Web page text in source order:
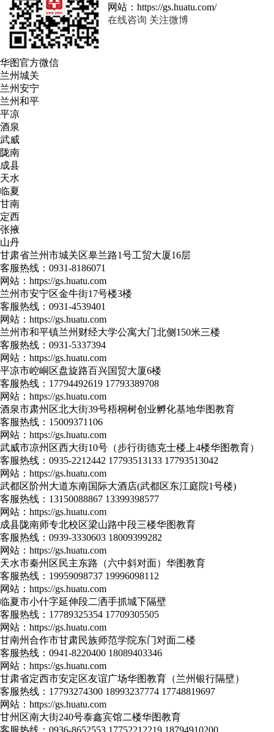
华图官方微信
网站： https://gs.huatu.com/
在线咨询 关注微博
兰州城关
兰州安宁
兰州和平
平凉
酒泉
武威
陇南
成县
天水
临夏
甘南
定西
张掖
山丹
甘肃省兰州市城关区皋兰路1号工贸大厦16层
客服热线： 0931-8186071
网站： https://gs.huatu.com
兰州市安宁区金牛街17号楼3楼
客服热线： 0931-4539401
网站： https://gs.huatu.com
兰州市和平镇兰州财经大学公寓大门北侧150米三楼
客服热线： 0931-5337394
网站： https://gs.huatu.com
平凉市崆峒区盘旋路百兴国贸大厦6楼
客服热线： 17794492619 17793389708
网站： https://gs.huatu.com
酒泉市肃州区北大街39号梧桐树创业孵化基地华图教育
客服热线： 15009371106
网站： https://gs.huatu.com
武威市凉州区西大街10号（步行街德克士楼上4楼华图教育）
客服热线： 0935-2212442 17793513133 17793513042
网站： https://gs.huatu.com
武都区阶州大道东南国际大酒店(武都区东江庭院1号楼)
客服热线： 13150088867 13399398577
网站： https://gs.huatu.com
成县陇南师专北校区梁山路中段三楼华图教育
客服热线： 0939-3330603 18009399282
网站： https://gs.huatu.com
天水市秦州区民主东路（六中斜对面）华图教育
客服热线： 19959098737 19996098112
网站： https://gs.huatu.com
临夏市小什字延伸段二洒手抓城下隔壁
客服热线： 17789325354 17709305505
网站： https://gs.huatu.com
甘南州合作市甘肃民族师范学院东门对面二楼
客服热线： 0941-8220400 18089403346
网站： https://gs.huatu.com
甘肃省定西市安定区友谊广场华图教育（兰州银行隔壁）
客服热线： 17793274300 18993237774 17748819697
网站： https://gs.huatu.com
甘州区南大街240号泰鑫宾馆二楼华图教育
客服热线： 0936-8652553 17752212219 18794910200